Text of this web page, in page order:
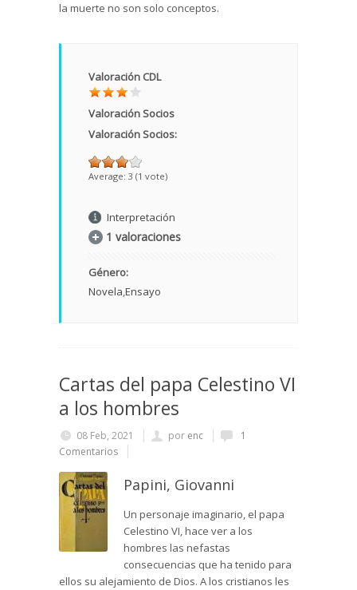
la muerte no son solo conceptos.
Valoración CDL
Valoración Socios
Valoración Socios:
Average: 3 (1 vote)
Interpretación
1 valoraciones
Género:
Novela Ensayo
Cartas del papa Celestino VI
a los hombres
08 Feb, 2021 por enc
1
Comentarios
Papini, Giovanni
Un personaje imaginario, el papa
Celestino VI, hace ver a los
hombres las nefastas
consecuencias que ha tenido para
ellos su alejamiento de Dios. A los cristianos les